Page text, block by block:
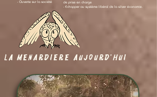
- Ouverte sur la société
de prise en charge
- Echapper au système libéral de la silver économie.
LA MENARDIERE AUJOURD'HUI